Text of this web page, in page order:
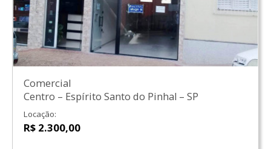
Comercial
Centro – Espírito Santo do Pinhal – SP
Locação:
R$ 2.300,00